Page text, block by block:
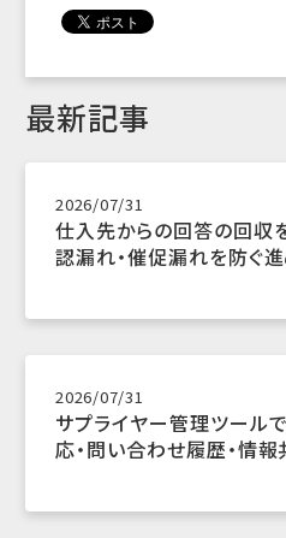
最新記事
2026/07/31
仕入先からの回答の回収
認漏れ・催促漏れを防ぐ
2026/07/31
サプライヤー管理ツール
応・問い合わせ履歴・情